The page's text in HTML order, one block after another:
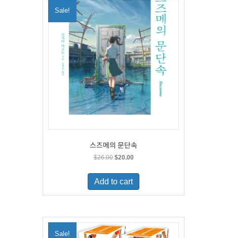
Sale!
스즈메의 문단속
$26.00 Original
was:
$26.00.
$20.00Current
is:
$20.00.
Add to cart
Sale!